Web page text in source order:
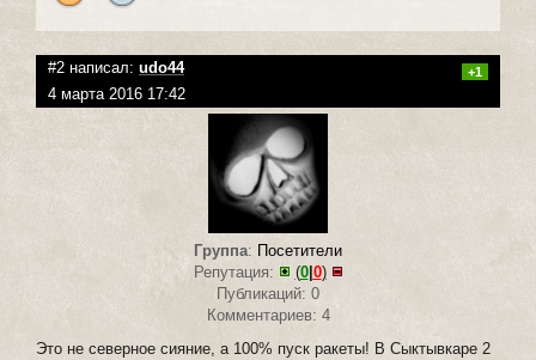
#2 написал: udo44 +1
4 марта 2016 17:42
Группа: Посетители
Репутация:
(0| 0)
Публикаций: 0
Комментариев: 4
Это не северное сияние, а 100% пуск ракеты! В Сыктывкаре 2